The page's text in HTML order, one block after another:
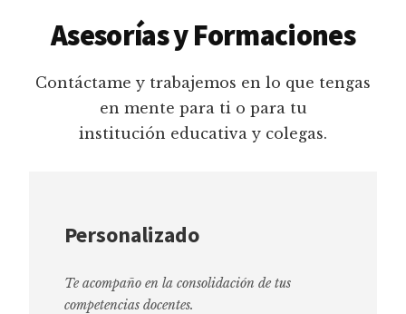
Asesorías y Formaciones
Contáctame y trabajemos en lo que tengas
en mente para ti o para tu
institución educativa y colegas.
Personalizado
Te acompaño en la consolidación de tus
competencias docentes.